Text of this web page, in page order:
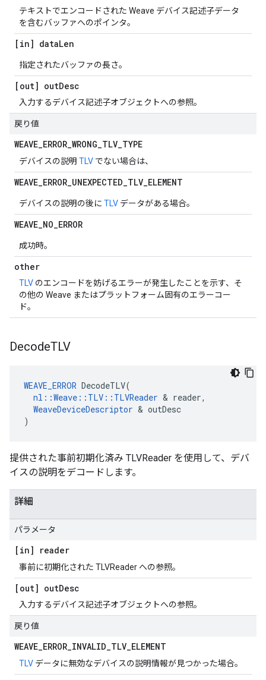
テキストでエンコードされた Weave デバイス記述子データ
を含むバッファへのポインタ。
[in] dataLen
指定されたバッファの長さ。
[out] outDesc
入力するデバイス記述子オブジェクトへの参照。
戻り値
WEAVE_ERROR_WRONG_TLV_TYPE
デバイスの説明 TLV でない場合は、
WEAVE_ERROR_UNEXPECTED_TLV_ELEMENT
デバイスの説明の後に TLV データがある場合。
WEAVE_NO_ERROR
成功時。
other
TLV のエンコードを妨げるエラーが発生したことを示す、そ
の他の Weave またはプラットフォーム固有のエラーコー
ド。
DecodeTLV
WEAVE_ERROR DecodeTLV(
nl::Weave::TLV::TLVReader & reader,
WeaveDeviceDescriptor & outDesc
)
提供された事前初期化済み TLVReader を使用して、デバ
イスの説明をデコードします。
詳細
パラメータ
[in] reader
事前に初期化された TLVReader への参照。
[out] outDesc
入力するデバイス記述子オブジェクトへの参照。
戻り値
WEAVE_ERROR_INVALID_TLV_ELEMENT
TLV データに無効なデバイスの説明情報が見つかった場合。